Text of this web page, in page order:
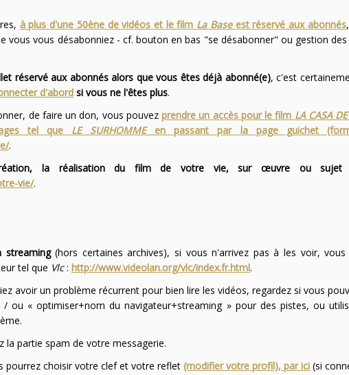
à plus d'une 50ène de vidéos et le film La Baseest réservé aux abonnés
vous désabonniez - cf. bouton en bas "se désabonner" ou gestion
réservé aux abonnés alors que vous êtes déjà abonné(e), c'est
d'abordsi vous ne l'êtes plus.
de faire un don, vous pouvezprendre un accès pour le film LA CASA
tel que LE SURHOMMEen passant par la page guichet
.
la réalisation du film de votre vie, sur œuvre ou sujet
vie/.
streaming(hors certaines archives), si vous n'arrivez pas à les voir,
tel que Vlc: http://www.videolan.org/vlc/index.fr.html.
avoir un problème récurrent pour bien lire les vidéos, regardez si vous
/ ou « optimiser+nom du navigateur+streaming » pour des pistes, ou
la partie spam de votre messagerie.
pourrez choisir votre clef et votre reflet (modifier votre profil), par ici(si